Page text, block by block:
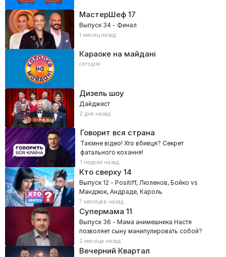
МастерШеф17
Выпуск 34 - Финал
1 месяц назад
Караоке на майдані
сегодня
Дизель шоу
Дайджест
2 дня назад
Говорит вся страна
Таємне відео! Хто вбивця? Секрет
фатального кохання!
1 неделя назад
Кто сверху14
Выпуск 12 - Positiff, Люленов, Бойко vs
Мандзюк, Андраде, Кароль
7 месяцев назад
Супермама 11
Выпуск 36 - Мама анимешника Настя
позволяет сыну манипулировать собой?
2 месяца назад
Вечерний Квартал